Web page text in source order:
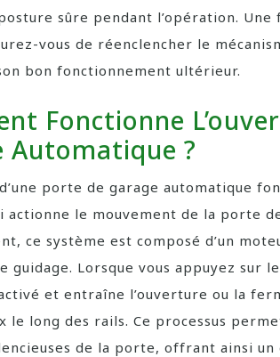
sûre pendant l’opération.
vous de réenclencher le
bon fonctionnement ultérieur.
Fonctionne
Automatique ?
porte de garage automatique
actionne le mouvement de la porte
ce système est composé d’un
guidage. Lorsque vous appuyez sur
et entraîne l’ouverture ou la
le long des rails. Ce processus
de la porte, offrant ainsi